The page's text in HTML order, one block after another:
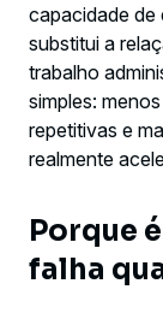
Sinais de
disto
O papel da
capacidade de
substitui a
trabalho
simples:
repetitivas e
realmente
Porque
falha